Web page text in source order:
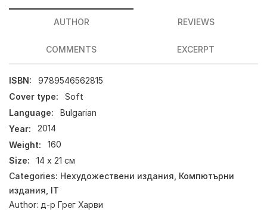
AUTHOR REVIEWS
COMMENTS EXCERPT
ISBN:
9789546562815
Cover type:
Soft
Language:
Bulgarian
Year:
2014
Weight:
160
Size:
14 х 21 см
Categories: Нехудожествени издания Компютърни
издания, IT
Author: д-р Грег Харви